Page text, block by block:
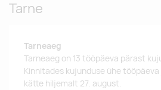
Tarne
Tarneaeg
Tarneaeg on 13 tööpäeva pärast
Kinnitades kujunduse ühe
kätte hiljemalt 27. august.